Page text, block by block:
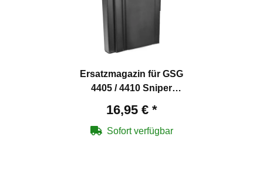
Ersatzmagazin für GSG
4405 / 4410 Sniper
16,95 € *
Sofort verfügbar